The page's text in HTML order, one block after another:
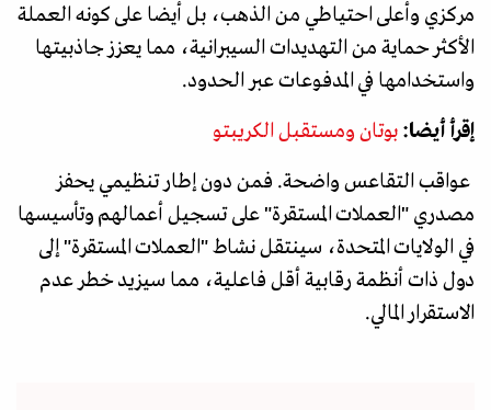
مركزي وأعلى احتياطي من الذهب، بل أيضا على كونه العملة
الأكثر حماية من التهديدات السيبرانية، مما يعزز جاذبيتها
واستخدامها في المدفوعات عبر الحدود.
إقرأ أيضا: بوتان ومستقبل الكريبتو
عواقب التقاعس واضحة. فمن دون إطار تنظيمي يحفز
مصدري "العملات المستقرة" على تسجيل أعمالهم وتأسيسها
في الولايات المتحدة، سينتقل نشاط "العملات المستقرة" إلى
دول ذات أنظمة رقابية أقل فاعلية، مما سيزيد خطر عدم
الاستقرار المالي.